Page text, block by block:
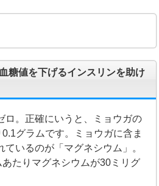
糖値を下げるインスリンを助け
ロ。正確にいうと、ミョウガの
グラムです。ミョウガに含ま
いるのが「マグネシウム」。
たりマグネシウムが30ミリグ